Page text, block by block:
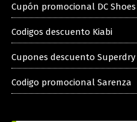
Cupón promocional DC Shoes
Codigos descuento Kiabi
Cupones descuento Superdry
Codigo promocional Sarenza